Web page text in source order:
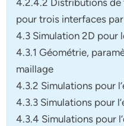
4.2.4.2 Distributions de
pour trois interfaces
4.3 Simulation 2D pour
4.3.1 Géométrie,
maillage
4.3.2 Simulations pour
4.3.3 Simulations pour
4.3.4 Simulations pour